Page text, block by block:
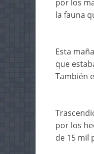
por los
la fauna
Esta
que
También
por los
de 15 mil